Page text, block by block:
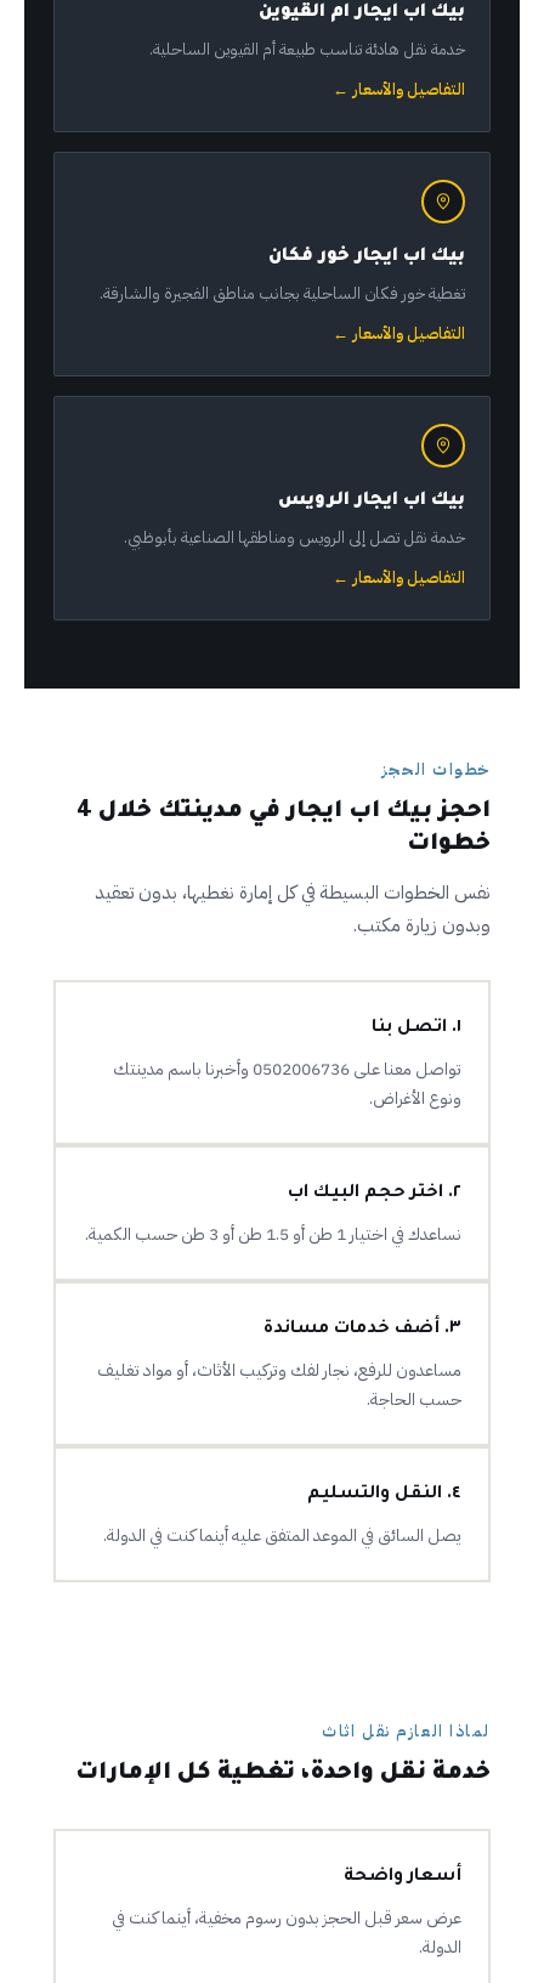
بيك اب ايجار ام القيوين
خدمة نقل هادئة تناسب طبيعة أم القيوين الساحلية.
التفاصيل والأسعار ←
بيك اب ايجار خور فكان
تغطية خور فكان الساحلية بجانب مناطق الفجيرة والشارقة.
التفاصيل والأسعار ←
بيك اب ايجار الرويس
خدمة نقل تصل إلى الرويس ومناطقها الصناعية بأبوظبي.
التفاصيل والأسعار ←
خطوات الحجز
احجز بيك اب ايجار في مدينتك خلال 4
خطوات
نفس الخطوات البسيطة في كل إمارة نغطيها، بدون تعقيد
وبدون زيارة مكتب.
١. اتصل بنا
تواصل معنا على 0502006736 وأخبرنا باسم مدينتك
ونوع الأغراض.
٢. اختر حجم البيك اب
نساعدك في اختيار 1 طن أو 1.5 طن أو 3 طن حسب الكمية.
٣. أضف خدمات مساندة
مساعدون للرفع، نجار لفك وتركيب الأثاث، أو مواد تغليف
حسب الحاجة.
٤. النقل والتسليم
يصل السائق في الموعد المتفق عليه أينما كنت في الدولة.
لماذا العازم نقل اثاث
خدمة نقل واحدة، تغطية كل الإمارات
أسعار واضحة
عرض سعر قبل الحجز بدون رسوم مخفية، أينما كنت في
الدولة.